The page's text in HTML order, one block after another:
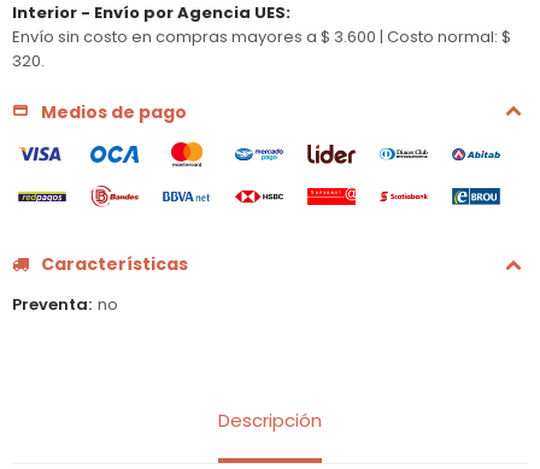
Interior - Envío por Agencia UES:
Envío sin costo en compras mayores a $ 3.600 | Costo normal: $
320.
Medios de pago
Características
Preventa no
Descripción